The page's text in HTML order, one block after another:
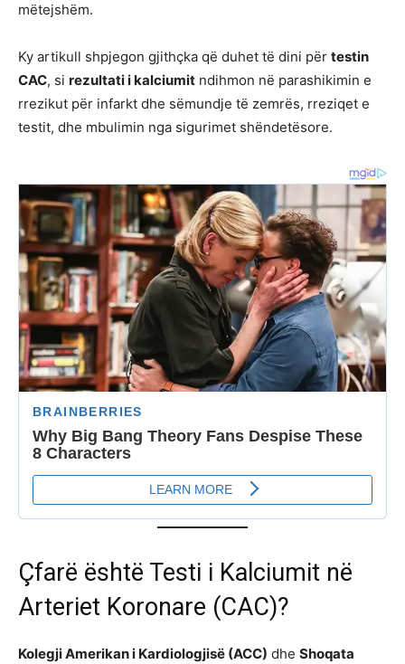
mëtejshëm.
Ky artikull shpjegon gjithçka që duhet të dini për testin
CAC, si rezultati i kalciumit ndihmon në parashikimin e
rrezikut për infarkt dhe sëmundje të zemrës, rreziqet e
testit, dhe mbulimin nga sigurimet shëndetësore.
Çfarë është Testi i Kalciumit në
Arteriet Koronare (CAC)?
Kolegji Amerikan i Kardiologjisë (ACC) dhe Shoqata